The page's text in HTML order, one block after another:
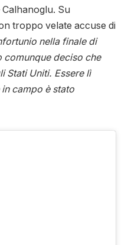
Su
troppo velate accuse di
nella finale di
comunque deciso che
Stati Uniti. Essere lì
campo è stato